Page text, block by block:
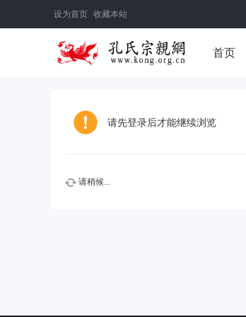
设为首页 收藏本站
首页
请先登录后才能继续浏览
请稍候...